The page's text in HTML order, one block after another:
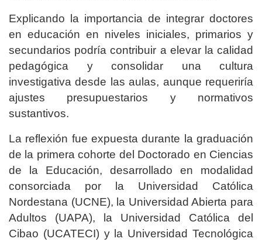
Explicando la importancia de integrar doctores
en educación en niveles iniciales, primarios y
secundarios podría contribuir a elevar la calidad
pedagógica y consolidar una cultura
investigativa desde las aulas, aunque requeriría
ajustes presupuestarios y normativos
sustantivos.
La reflexión fue expuesta durante la graduación
de la primera cohorte del Doctorado en Ciencias
de la Educación, desarrollado en modalidad
consorciada por la Universidad Católica
Nordestana (UCNE), la Universidad Abierta para
Adultos (UAPA), la Universidad Católica del
Cibao (UCATECI) y la Universidad Tecnológica